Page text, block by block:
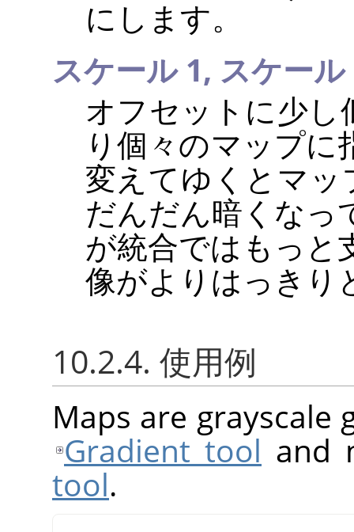
にします。
スケール 1, スケール
オフセットに少
り個々のマップ
変えてゆくとマ
だんだん暗くなっ
が統合ではもっと
像がよりはっきり
10.2.4. 使用例
Maps are
Gradient tool and
tool.